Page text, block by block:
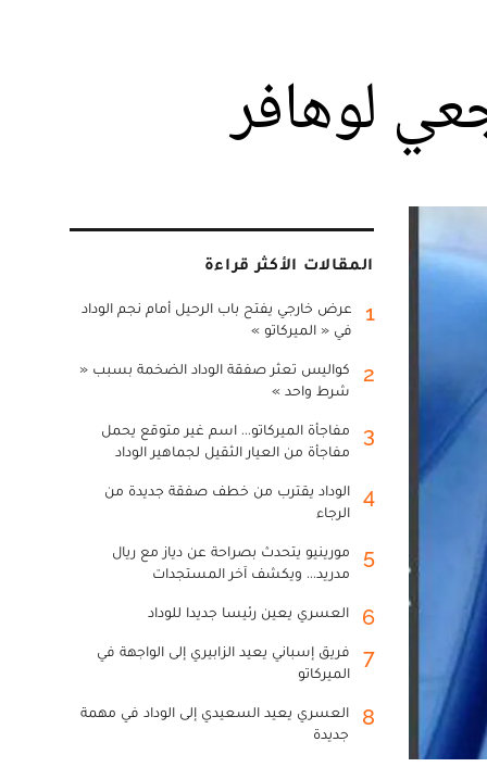
لوهافر
المقالات الأكثر قراءة
1
عرض خارجي يفتح باب الرحيل أمام نجم الوداد
في « الميركاتو »
2
كواليس تعثر صفقة الوداد الضخمة بسبب «
شرط واحد »
3
مفاجأة الميركاتو... اسم غير متوقع يحمل
مفاجأة من العيار الثقيل لجماهير الوداد
4
الوداد يقترب من خطف صفقة جديدة من
الرجاء
5
مورينيو يتحدث بصراحة عن دياز مع ريال
مدريد... ويكشف آخر المستجدات
6 العسري يعين رئيسا جديدا للوداد
7
فريق إسباني يعيد الزابيري إلى الواجهة في
الميركاتو
8
العسري يعيد السعيدي إلى الوداد في مهمة
جديدة